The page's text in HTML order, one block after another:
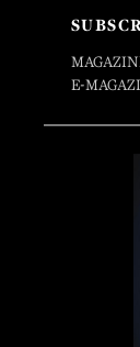
E-